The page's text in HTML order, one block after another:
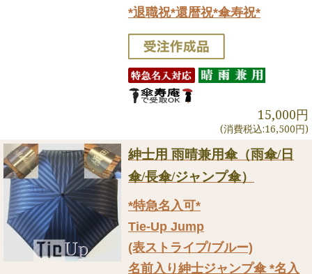
*退職祝*還暦祝*傘寿祝*
15,000円
(消費税込:16,500円)
紳士用 雨晴兼用傘（雨傘/日
傘/長傘/ジャンプ傘）
*特急名入可*
Tie-Up Jump
(表ストライプ/ブルー)
名前入り紳士ジャンプ傘 *名入